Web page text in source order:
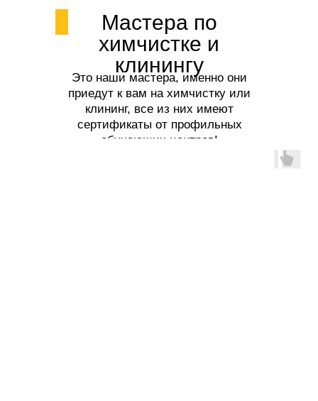
Мастера по
химчистке и
клинингу
Это наши мастера, именно они
приедут к вам на химчистку или
клининг, все из них имеют
сертификаты от профильных
обучающих центров!